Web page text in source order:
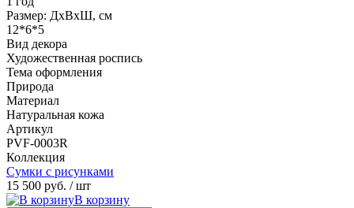
Размер: ДхВхШ, см
12*6*5
Вид декора
Художественная роспись
Тема оформления
Природа
Материал
Натуральная кожа
Артикул
PVF-0003R
Коллекция
Сумки с рисунками
15 500 руб. / шт
В корзину